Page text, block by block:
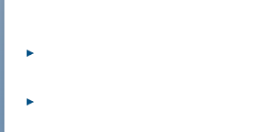
in cui i sistemi